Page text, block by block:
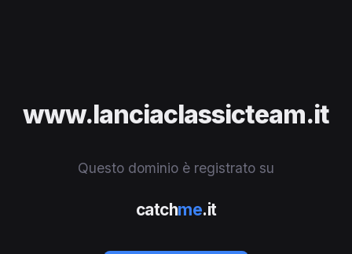
www.lanciaclassicteam.it
Questo dominio è registrato su
catchme.it